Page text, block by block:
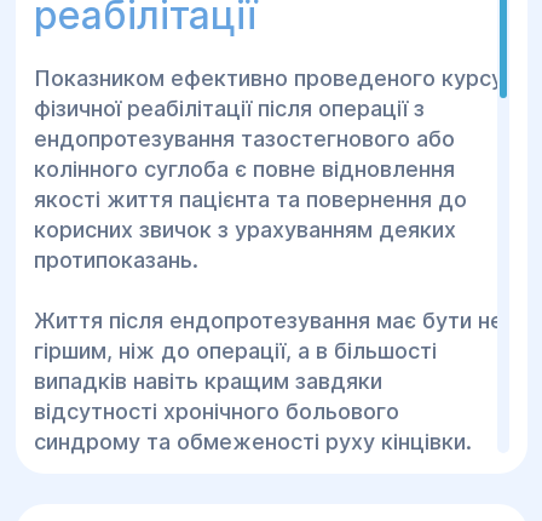
реабілітації
Показником ефективно проведеного курсу
фізичної реабілітації після операції з
ендопротезування тазостегнового або
колінного суглоба є повне відновлення
якості життя пацієнта та повернення до
корисних звичок з урахуванням деяких
протипоказань.
Життя після ендопротезування має бути не
гіршим, ніж до операції, а в більшості
випадків навіть кращим завдяки
відсутності хронічного больового
синдрому та обмеженості руху кінцівки.